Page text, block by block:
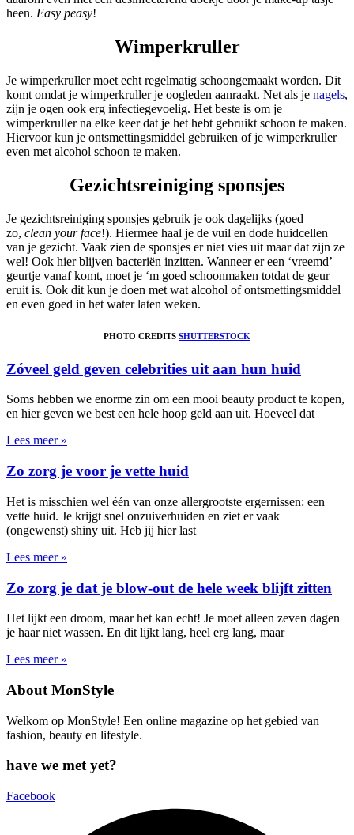
heen. Easy peasy!
Wimperkruller
Je wimperkruller moet echt regelmatig schoongemaakt worden. Dit
komt omdat je wimperkruller je oogleden aanraakt. Net als je nagels,
zijn je ogen ook erg infectiegevoelig. Het beste is om je
wimperkruller na elke keer dat je het hebt gebruikt schoon te maken.
Hiervoor kun je ontsmettingsmiddel gebruiken of je wimperkruller
even met alcohol schoon te maken.
Gezichtsreiniging sponsjes
Je gezichtsreiniging sponsjes gebruik je ook dagelijks (goed
zo, clean your face!). Hiermee haal je de vuil en dode huidcellen
van je gezicht. Vaak zien de sponsjes er niet vies uit maar dat zijn ze
wel! Ook hier blijven bacteriën inzitten. Wanneer er een ‘vreemd’
geurtje vanaf komt, moet je ‘m goed schoonmaken totdat de geur
eruit is. Ook dit kun je doen met wat alcohol of ontsmettingsmiddel
en even goed in het water laten weken.
PHOTO CREDITS SHUTTERSTOCK
Zóveel geld geven celebrities uit aan hun huid
Soms hebben we enorme zin om een mooi beauty product te kopen,
en hier geven we best een hele hoop geld aan uit. Hoeveel dat
Lees meer »
Zo zorg je voor je vette huid
Het is misschien wel één van onze allergrootste ergernissen: een
vette huid. Je krijgt snel onzuiverhuiden en ziet er vaak
(ongewenst) shiny uit. Heb jij hier last
Lees meer »
Zo zorg je dat je blow-out de hele week blijft zitten
Het lijkt een droom, maar het kan echt! Je moet alleen zeven dagen
je haar niet wassen. En dit lijkt lang, heel erg lang, maar
Lees meer »
About MonStyle
Welkom op MonStyle! Een online magazine op het gebied van
fashion, beauty en lifestyle.
have we met yet?
Facebook